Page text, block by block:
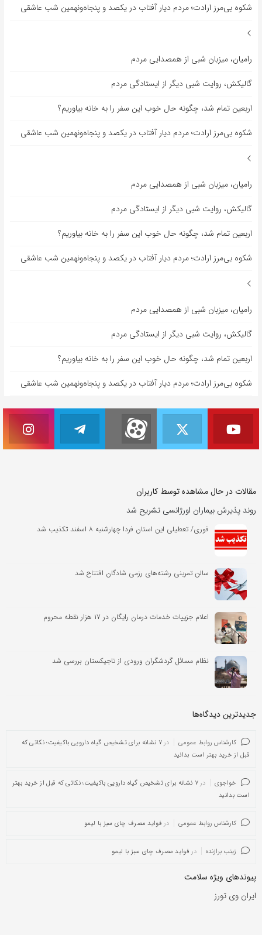
شکوه بی‌مرز ارادت؛ مردم دیار آفتاب در یکصد و پنجاه‌ونهمین شب عاشقی
رامیان، میزبان شبی از همصدایی مردم
گالیکش، روایت شبی دیگر از ایستادگی مردم
اربعین تمام شد، چگونه حال خوب این سفر را به خانه بیاوریم؟
شکوه بی‌مرز ارادت؛ مردم دیار آفتاب در یکصد و پنجاه‌ونهمین شب عاشقی
رامیان، میزبان شبی از همصدایی مردم
گالیکش، روایت شبی دیگر از ایستادگی مردم
اربعین تمام شد، چگونه حال خوب این سفر را به خانه بیاوریم؟
شکوه بی‌مرز ارادت؛ مردم دیار آفتاب در یکصد و پنجاه‌ونهمین شب عاشقی
رامیان، میزبان شبی از همصدایی مردم
گالیکش، روایت شبی دیگر از ایستادگی مردم
اربعین تمام شد، چگونه حال خوب این سفر را به خانه بیاوریم؟
شکوه بی‌مرز ارادت؛ مردم دیار آفتاب در یکصد و پنجاه‌ونهمین شب عاشقی
مقالات در حال مشاهده توسط کاربران
روند پذیرش بیماران اورژانسی تشریح شد
فوری/ تعطیلی این استان فردا چهارشنبه ۸ اسفند تکذیب شد
سالن تمرینی رشته‌های رزمی شادگان افتتاح شد
اعلام جزییات خدمات درمان رایگان در ۱۷ هزار نقطه محروم
نظام مسائل گردشگران ورودی از تاجیکستان بررسی شد
جدیدترین دیدگاه‌‌ها
کارشناس روابط عمومی در
۷ نشانه برای تشخیص گیاه دارویی باکیفیت؛ نکاتی که
قبل از خرید بهتر است بدانید
خواجوی در
۷ نشانه برای تشخیص گیاه دارویی باکیفیت؛ نکاتی که قبل از خرید بهتر
است بدانید
کارشناس روابط عمومی در فواید مصرف چای سبز با لیمو
زینب برازنده در فواید مصرف چای سبز با لیمو
پیوندهای ویژه سلامت
ایران وی تورز